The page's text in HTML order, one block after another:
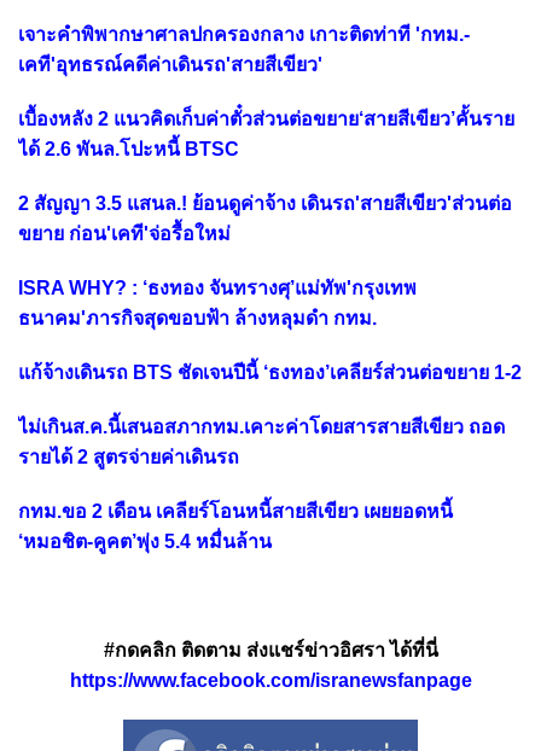
เจาะคำพิพากษาศาลปกครองกลาง เกาะติดท่าที 'กทม.-
เคที'อุทธรณ์คดีค่าเดินรถ'สายสีเขียว'
เบื้องหลัง 2 แนวคิดเก็บค่าตั๋วส่วนต่อขยาย‘สายสีเขียว’คั้นราย
ได้ 2.6 พันล.โปะหนี้ BTSC
2 สัญญา 3.5 แสนล.! ย้อนดูค่าจ้าง เดินรถ'สายสีเขียว'ส่วนต่อ
ขยาย ก่อน'เคที'จ่อรื้อใหม่
ISRA WHY? : ‘ธงทอง จันทรางศุ’แม่ทัพ'กรุงเทพ
ธนาคม'ภารกิจสุดขอบฟ้า ล้างหลุมดำ กทม.
แก้จ้างเดินรถ BTS ชัดเจนปีนี้ ‘ธงทอง’เคลียร์ส่วนต่อขยาย 1-2
ไม่เกินส.ค.นี้เสนอสภากทม.เคาะค่าโดยสารสายสีเขียว ถอด
รายได้ 2 สูตรจ่ายค่าเดินรถ
กทม.ขอ 2 เดือน เคลียร์โอนหนี้สายสีเขียว เผยยอดหนี้
‘หมอชิต-คูคต’พุ่ง 5.4 หมื่นล้าน
#กดคลิก ติดตาม ส่งแชร์ข่าวอิศรา ได้ที่นี่
https://www.facebook.com/isranewsfanpage